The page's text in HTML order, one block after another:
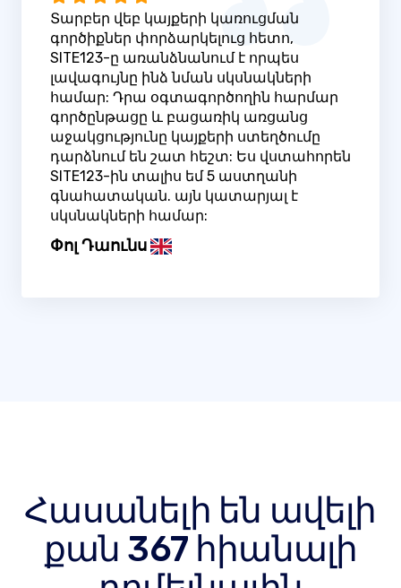
Տարբեր վեբ կայքերի կառուցման
գործիքներ փորձարկելուց հետո,
SITE123-ը առանձնանում է որպես
լավագույնը ինձ նման սկսնակների
համար: Դրա օգտագործողին հարմար
գործընթացը և բացառիկ առցանց
աջակցությունը կայքերի ստեղծումը
դարձնում են շատ հեշտ: Ես վստահորեն
SITE123-ին տալիս եմ 5 աստղանի
գնահատական. այն կատարյալ է
սկսնակների համար:
Փոլ Դաունս
Հասանելի են ավելի
քան 367 հիանալի